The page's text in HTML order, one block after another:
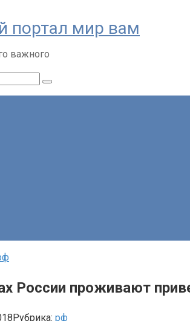
портал мир вам
важного
России проживают
Рубрика: рф